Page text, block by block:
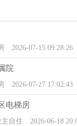
2026-07-15 09:28:26
院
2026-07-27 17:02:43
电梯房
主自住 2026-06-18